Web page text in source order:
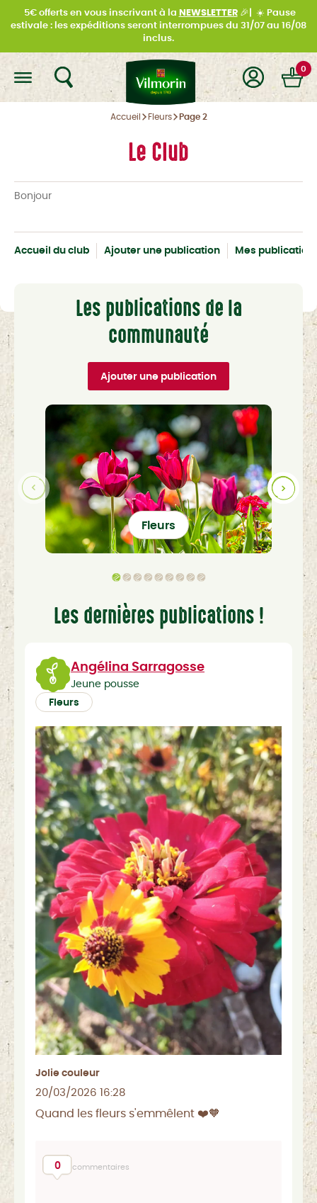
5€ offerts en vous inscrivant à la NEWSLETTER🎉| ☀️ Pause
estivale : les expéditions seront interrompues du 31/07 au 16/08
inclus.
0
Accueil Fleurs Page 2
Le Club
Bonjour
Accueil du club Ajouter une publication Mes
Les publications de la
communauté
Ajouter une publication
Fleurs
Les dernières publications !
Angélina Sarragosse
Jeune pousse
Fleurs
Jolie couleur
20/03/2026 16:28
Quand les fleurs s'emmêlent ❤️🧡
0 commentaires